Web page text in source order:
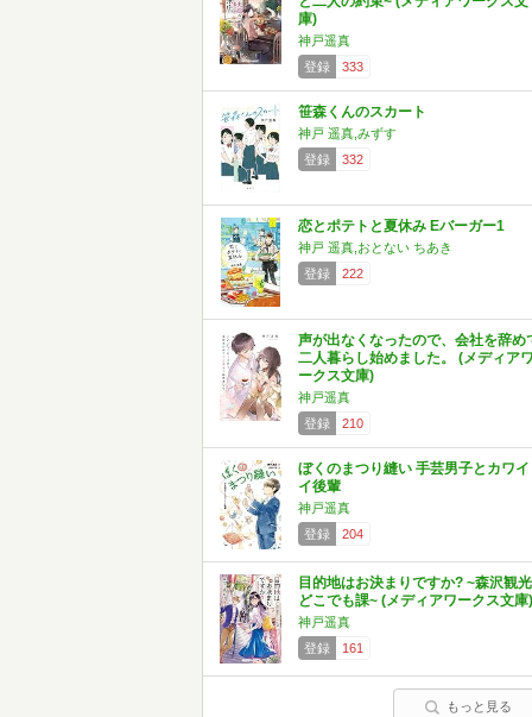
庫)
神戸遥真
登録
333
笹森くんのスカート
神戸 遥真,みずす
登録
332
恋とポテトと夏休み Eバーガー1
神戸 遥真,おとない ちあき
登録
222
声が出なくなったので、会社を辞め
二人暮らし始めました。 (メディア
ークス文庫)
神戸遥真
登録
210
ぼくのまつり縫い 手芸男子とカワイ
イ後輩
神戸遥真
登録
204
目的地はお決まりですか? ~森沢観光
どこでも課~ (メディアワークス文庫)
神戸遥真
登録
161
もっと見る